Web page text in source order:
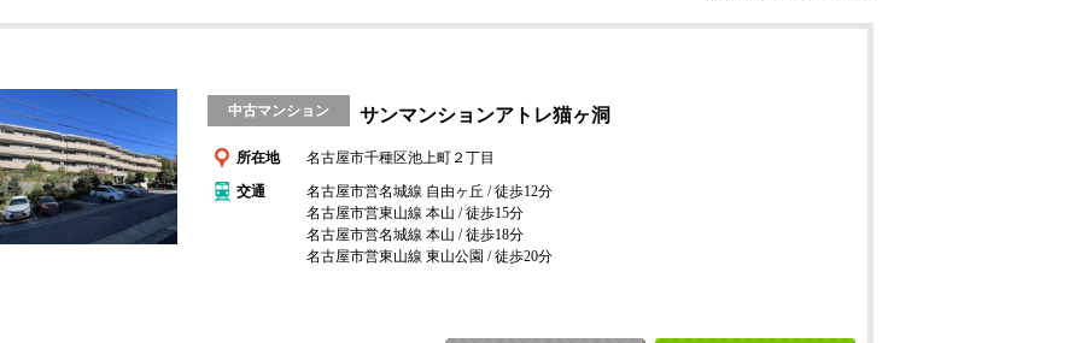
中古マンション サンマンションアトレ猫ヶ洞
所在地
名古屋市千種区池上町２丁目
交通
名古屋市営名城線 自由ヶ丘 / 徒歩12分
名古屋市営東山線 本山 / 徒歩15分
名古屋市営名城線 本山 / 徒歩18分
名古屋市営東山線 東山公園 / 徒歩20分